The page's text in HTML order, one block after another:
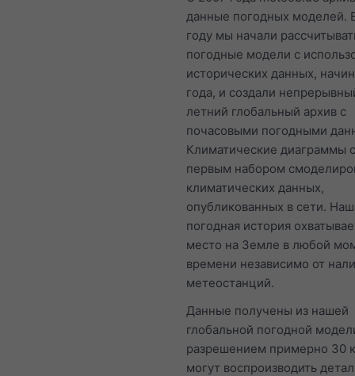
данные погодных моделей.
году мы начали
погодные модели с
исторических данных,
года, и создали
летний глобальный архив с
почасовыми погодными
Климатические диаграммы
первым набором
климатических данных,
опубликованных в сети.
погодная история
место на Земле в любой
времени независимо от
метеостанций.
Данные получены из нашей
глобальной погодной
разрешением примерно 30
могут воспроизводить